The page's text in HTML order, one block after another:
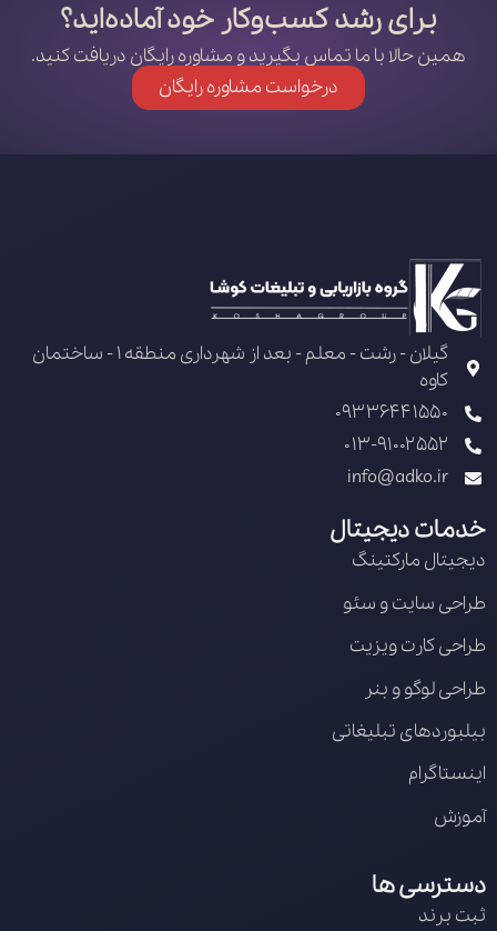
برای رشد کسب‌وکار خود آماده‌اید؟
همین حالا با ما تماس بگیرید و مشاوره رایگان دریافت کنید.
درخواست مشاوره رایگان
گیلان - رشت - معلم - بعد از شهرداری منطقه 1 - ساختمان
کاوه
09336441550
013-91002552
info@adko.ir
خدمات دیجیتال
دیجیتال مارکتینگ
طراحی سایت و سئو
طراحی کارت ویزیت
طراحی لوگو و بنر
بیلبوردهای تبلیغاتی
اینستاگرام
آموزش
دسترسی ها
ثبت برند